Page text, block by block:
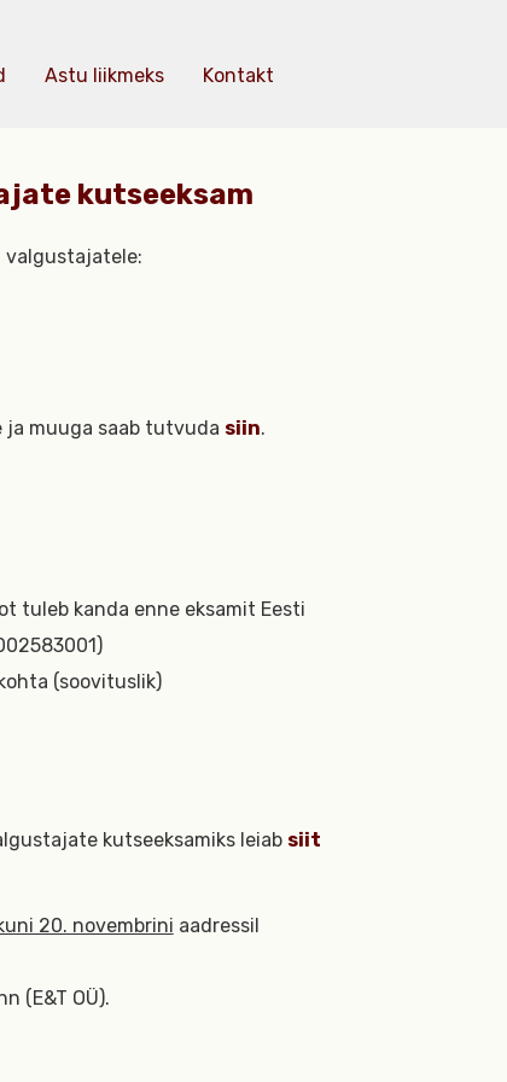
Astu liikmeks Kontakt
kutseeksam
valgustajatele:
muuga saab tutvuda siin.
tuleb kanda enne eksamit Eesti
(soovituslik)
kutseeksamiks leiab siit
20. novembrini aadressil
(E&T OÜ).